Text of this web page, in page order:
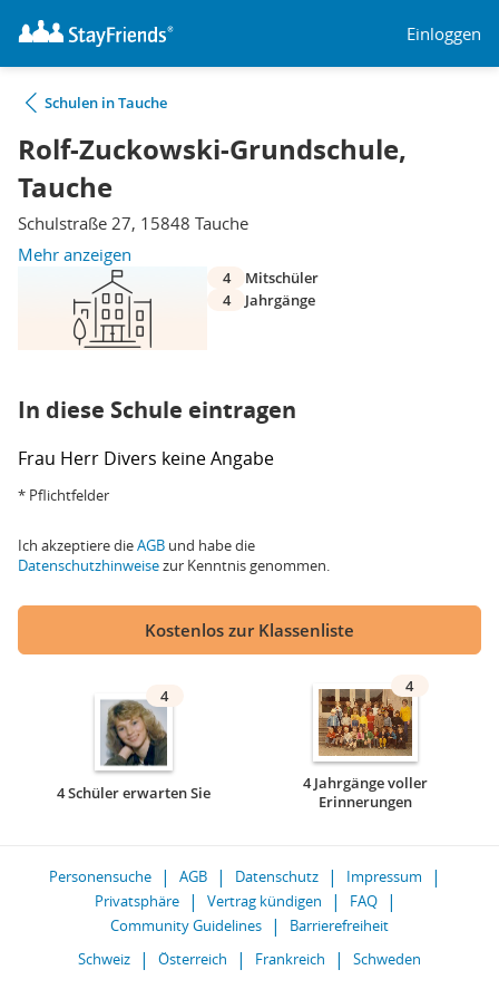
Einloggen
Schulen in Tauche
Rolf-Zuckowski-Grundschule,
Tauche
Schulstraße 27, 15848 Tauche
Mehr anzeigen
4
Mitschüler
4
Jahrgänge
In diese Schule eintragen
Frau Herr Divers keine Angabe
* Pflichtfelder
Ich akzeptiere dieAGB und habe die
Datenschutzhinweisezur Kenntnis genommen.
Kostenlos zur Klassenliste
4
4 Schüler erwarten Sie
4
4 Jahrgänge voller
Erinnerungen
Personensuche AGB Datenschutz
Impressum
Privatsphäre
Vertrag kündigen
FAQ
Community Guidelines
Barrierefreiheit
Schweiz
Österreich Frankreich Schweden